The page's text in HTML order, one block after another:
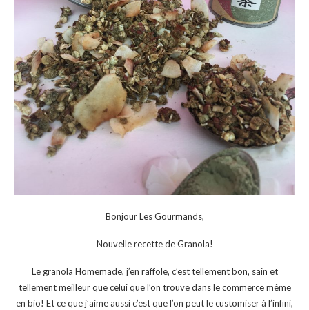
Bonjour Les Gourmands,
Nouvelle recette de Granola!
Le granola Homemade, j’en raffole, c’est tellement bon, sain et
tellement meilleur que celui que l’on trouve dans le commerce même
en bio! Et ce que j’aime aussi c’est que l’on peut le customiser à l’infini,